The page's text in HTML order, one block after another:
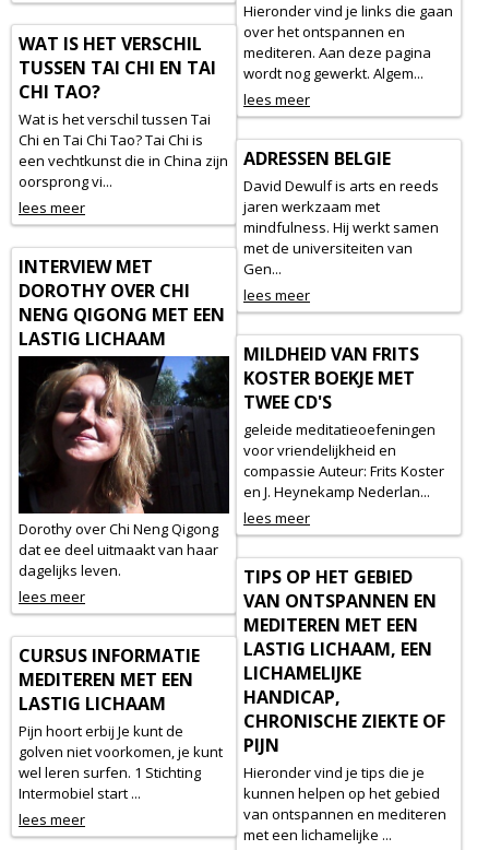
Hieronder vind je links die gaan
over het ontspannen en
mediteren. Aan deze pagina
wordt nog gewerkt. Algem...
lees meer
WAT IS HET VERSCHIL
TUSSEN TAI CHI EN TAI
CHI TAO?
Wat is het verschil tussen Tai
Chi en Tai Chi Tao? Tai Chi is
een vechtkunst die in China zijn
oorsprong vi...
lees meer
ADRESSEN BELGIE
David Dewulf is arts en reeds
jaren werkzaam met
mindfulness. Hij werkt samen
met de universiteiten van
Gen...
lees meer
INTERVIEW MET
DOROTHY OVER CHI
NENG QIGONG MET EEN
LASTIG LICHAAM
Dorothy over Chi Neng Qigong
dat ee deel uitmaakt van haar
dagelijks leven.
lees meer
MILDHEID VAN FRITS
KOSTER BOEKJE MET
TWEE CD'S
geleide meditatieoefeningen
voor vriendelijkheid en
compassie Auteur: Frits Koster
en J. Heynekamp Nederlan...
lees meer
TIPS OP HET GEBIED
VAN ONTSPANNEN EN
MEDITEREN MET EEN
LASTIG LICHAAM, EEN
LICHAMELIJKE
HANDICAP,
CHRONISCHE ZIEKTE OF
PIJN
Hieronder vind je tips die je
kunnen helpen op het gebied
van ontspannen en mediteren
met een lichamelijke ...
CURSUS INFORMATIE
MEDITEREN MET EEN
LASTIG LICHAAM
Pijn hoort erbij Je kunt de
golven niet voorkomen, je kunt
wel leren surfen. 1 Stichting
Intermobiel start ...
lees meer